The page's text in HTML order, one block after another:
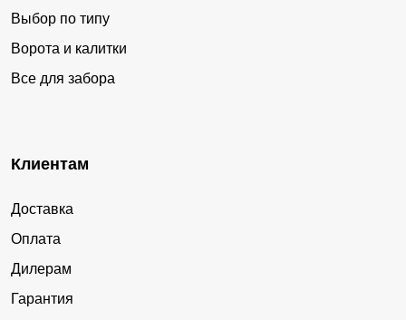
Выбор по типу
Ворота и калитки
Все для забора
Клиентам
Доставка
Оплата
Дилерам
Гарантия